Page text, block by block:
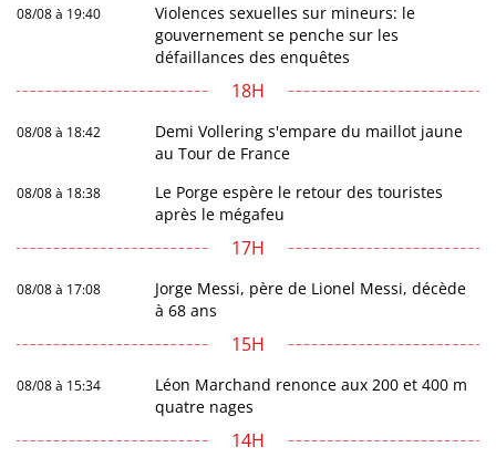
08/08 à 19:40
Violences sexuelles sur mineurs: le
gouvernement se penche sur les
défaillances des enquêtes
18H
08/08 à 18:42
Demi Vollering s'empare du maillot jaune
au Tour de France
08/08 à 18:38
Le Porge espère le retour des touristes
après le mégafeu
17H
08/08 à 17:08
Jorge Messi, père de Lionel Messi, décède
à 68 ans
15H
08/08 à 15:34
Léon Marchand renonce aux 200 et 400 m
quatre nages
14H